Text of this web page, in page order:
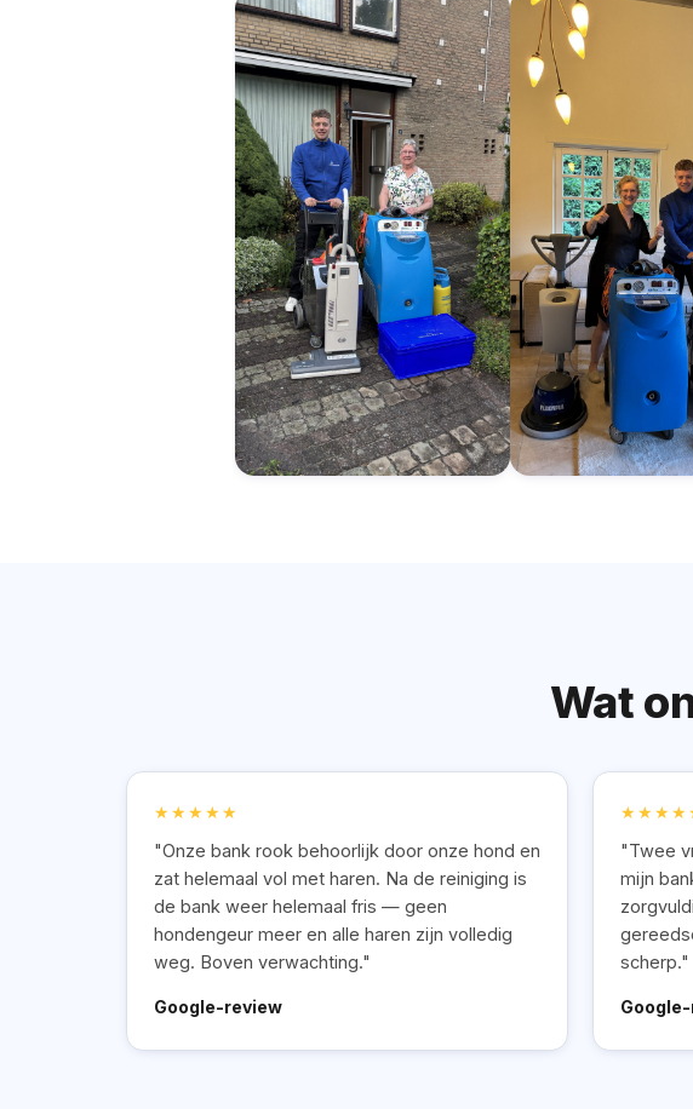
Wat
★★★★★
"Onze bank rook behoorlijk door onze hond en
zat helemaal vol met haren. Na de reiniging is
de bank weer helemaal fris — geen
hondengeur meer en alle haren zijn volledig
weg. Boven verwachting."
Google-review
"Twee
mijn
scherp."